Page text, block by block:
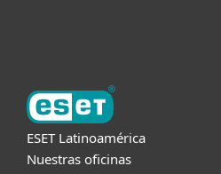
ESET Latinoamérica
Nuestras oficinas